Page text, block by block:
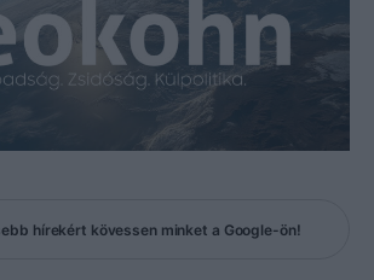
hírekért kövessen minket a Google-ön!